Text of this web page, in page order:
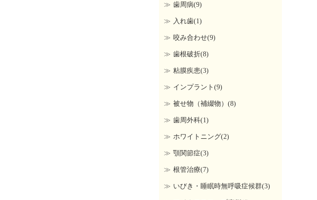
歯周病(9)
入れ歯(1)
咬み合わせ(9)
歯根破折(8)
粘膜疾患(3)
インプラント(9)
被せ物（補綴物）(8)
歯周外科(1)
ホワイトニング(2)
顎関節症(3)
根管治療(7)
いびき・睡眠時無呼吸症候群(3)